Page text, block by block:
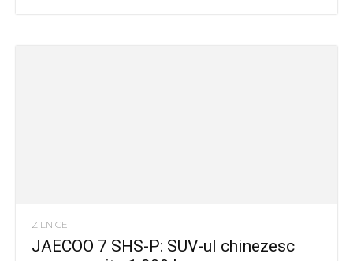
ZILNICE
JAECOO 7 SHS-P: SUV-ul chinezesc